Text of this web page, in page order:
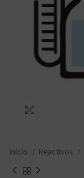
Inicio Reactivos